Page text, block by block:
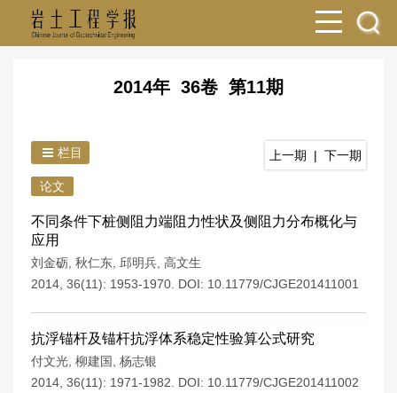
2014年 36卷 第11期
栏目 上一期 | 下一期
论文
不同条件下桩侧阻力端阻力性状及侧阻力分布概化与
应用
刘金砺 秋仁东 邱明兵 高文生
2014, 36(11): 1953-1970. DOI: 10.11779/CJGE201411001
抗浮锚杆及锚杆抗浮体系稳定性验算公式研究
付文光 柳建国
杨志银
2014, 36(11): 1971-1982.
DOI: 10.11779/CJGE201411002